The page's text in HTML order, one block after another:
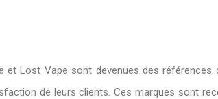
et Lost Vape sont devenues des
de leurs clients. Ces marques sont